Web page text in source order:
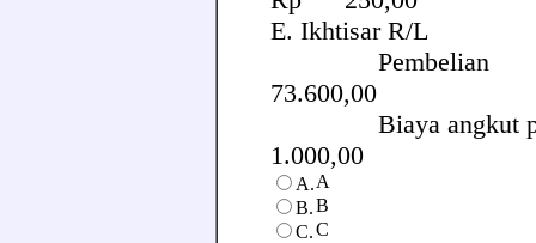
E. Ikhtisar R/
73.600,00
Biaya
1.000,00
A.A
B.B
C.C